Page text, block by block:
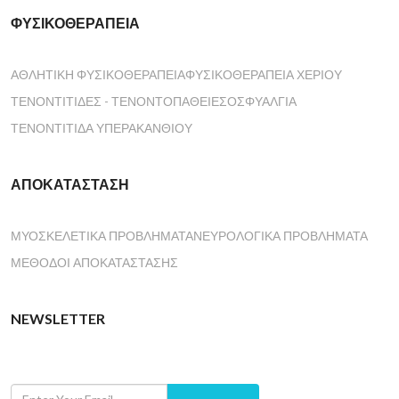
ΦΥΣΙΚΟΘΕΡΑΠΕΊΑ
ΑΘΛΗΤΙΚΉ ΦΥΣΙΚΟΘΕΡΑΠΕΊΑΦΥΣΙΚΟΘΕΡΑΠΕΊΑ ΧΕΡΙΟΎ
ΤΕΝΟΝΤΊΤΙΔΕΣ - ΤΕΝΟΝΤΟΠΆΘΕΙΕΣΟΣΦΥΑΛΓΊΑ
ΤΕΝΟΝΤΊΤΙΔΑ ΥΠΕΡΑΚΑΝΘΙΟΎ
ΑΠΟΚΑΤΆΣΤΑΣΗ
ΜΥΟΣΚΕΛΕΤΙΚΆ ΠΡΟΒΛΉΜΑΤΑΝΕΥΡΟΛΟΓΙΚΆ ΠΡΟΒΛΉΜΑΤΑ
ΜΈΘΟΔΟΙ ΑΠΟΚΑΤΆΣΤΑΣΗΣ
NEWSLETTER